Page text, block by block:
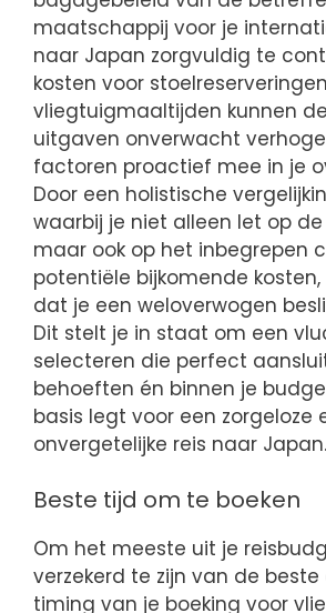
maatschappij voor je
naar Japan zorgvuldig te
kosten voor
vliegtuigmaaltijden kunnen
uitgaven onverwacht
factoren proactief mee in je
Door een holistische
waarbij je niet alleen let op de
maar ook op het inbegrepen
potentiële bijkomende
dat je een weloverwogen
Dit stelt je in staat om een
selecteren die perfect
behoeften én binnen je
basis legt voor een zorgeloze
onvergetelijke reis naar Japan.
Beste tijd om te boeken
Om het meeste uit je
verzekerd te zijn van de beste
timing van je boeking voor